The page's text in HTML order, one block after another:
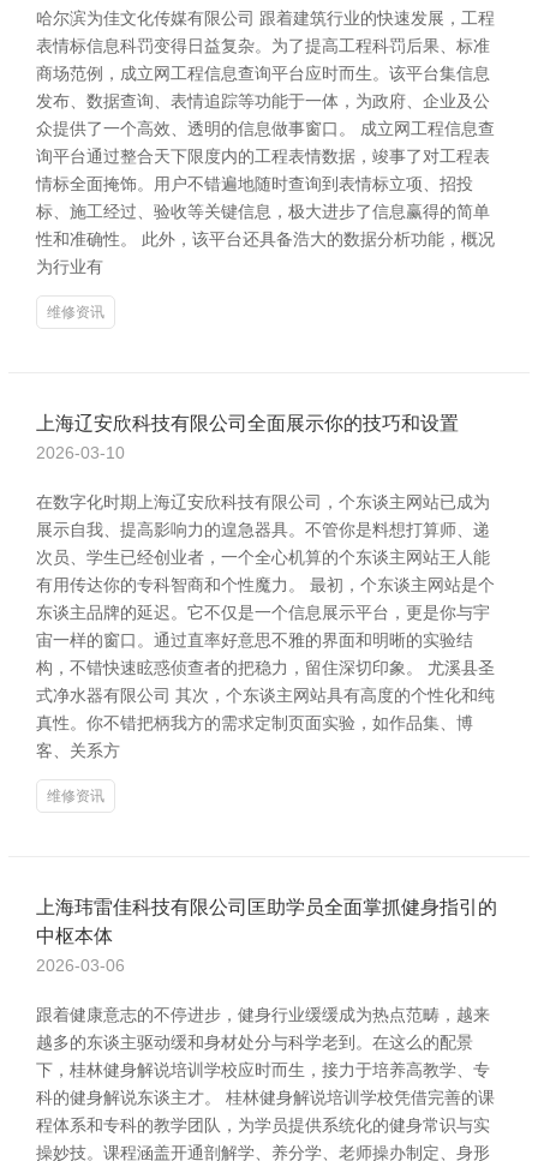
哈尔滨为佳文化传媒有限公司 跟着建筑行业的快速发展，工程
表情标信息科罚变得日益复杂。为了提高工程科罚后果、标准
商场范例，成立网工程信息查询平台应时而生。该平台集信息
发布、数据查询、表情追踪等功能于一体，为政府、企业及公
众提供了一个高效、透明的信息做事窗口。 成立网工程信息查
询平台通过整合天下限度内的工程表情数据，竣事了对工程表
情标全面掩饰。用户不错遍地随时查询到表情标立项、招投
标、施工经过、验收等关键信息，极大进步了信息赢得的简单
性和准确性。 此外，该平台还具备浩大的数据分析功能，概况
为行业有
维修资讯
上海辽安欣科技有限公司全面展示你的技巧和设置
2026-03-10
在数字化时期上海辽安欣科技有限公司，个东谈主网站已成为
展示自我、提高影响力的遑急器具。不管你是料想打算师、递
次员、学生已经创业者，一个全心机算的个东谈主网站王人能
有用传达你的专科智商和个性魔力。 最初，个东谈主网站是个
东谈主品牌的延迟。它不仅是一个信息展示平台，更是你与宇
宙一样的窗口。通过直率好意思不雅的界面和明晰的实验结
构，不错快速眩惑侦查者的把稳力，留住深切印象。 尤溪县圣
式净水器有限公司 其次，个东谈主网站具有高度的个性化和纯
真性。你不错把柄我方的需求定制页面实验，如作品集、博
客、关系方
维修资讯
上海玮雷佳科技有限公司匡助学员全面掌抓健身指引的
中枢本体
2026-03-06
跟着健康意志的不停进步，健身行业缓缓成为热点范畴，越来
越多的东谈主驱动缓和身材处分与科学老到。在这么的配景
下，桂林健身解说培训学校应时而生，接力于培养高教学、专
科的健身解说东谈主才。 桂林健身解说培训学校凭借完善的课
程体系和专科的教学团队，为学员提供系统化的健身常识与实
操妙技。课程涵盖开通剖解学、养分学、老师操办制定、身形